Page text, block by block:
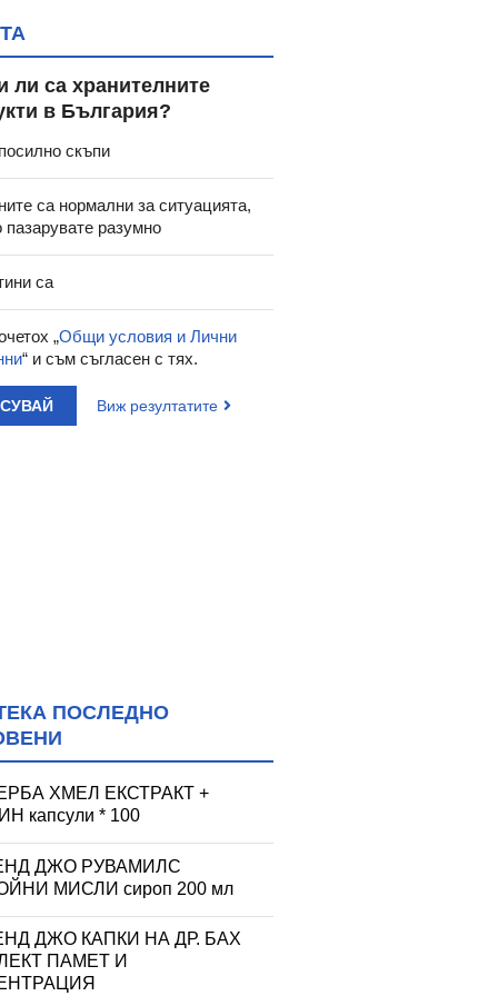
ли са хранителните
в България?
скъпи
са нормални за ситуацията,
пазарувате разумно
са
„Общи условия и Лични
“ и съм съгласен с тях.
Виж резултатите
ПОСЛЕДНО
ХМЕЛ ЕКСТРАКТ +
капсули * 100
ДЖО РУВАМИЛС
МИСЛИ сироп 200 мл
ДЖО КАПКИ НА ДР. БАХ
ПАМЕТ И